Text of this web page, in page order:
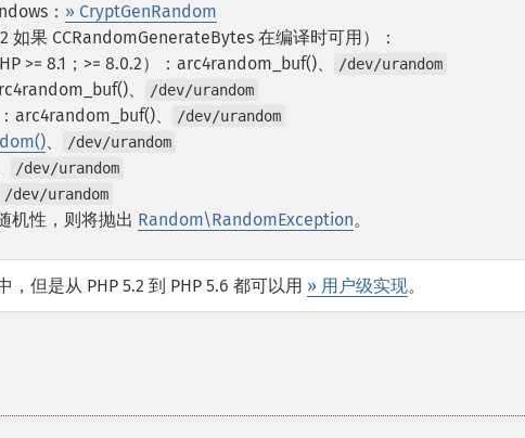
： » CryptGenRandom
如果 CCRandomGenerateBytes 在编译时可用）：
>= 8.1；>= 8.0.2）：arc4random_buf()、 /dev/urandom
、 /dev/urandom
arc4random_buf()、 /dev/urandom
、 /dev/urandom
/dev/urandom
/dev/urandom
机性，则将抛出 Random\RandomException。
，但是从 PHP 5.2 到 PHP 5.6 都可以用 » 用户级实现。